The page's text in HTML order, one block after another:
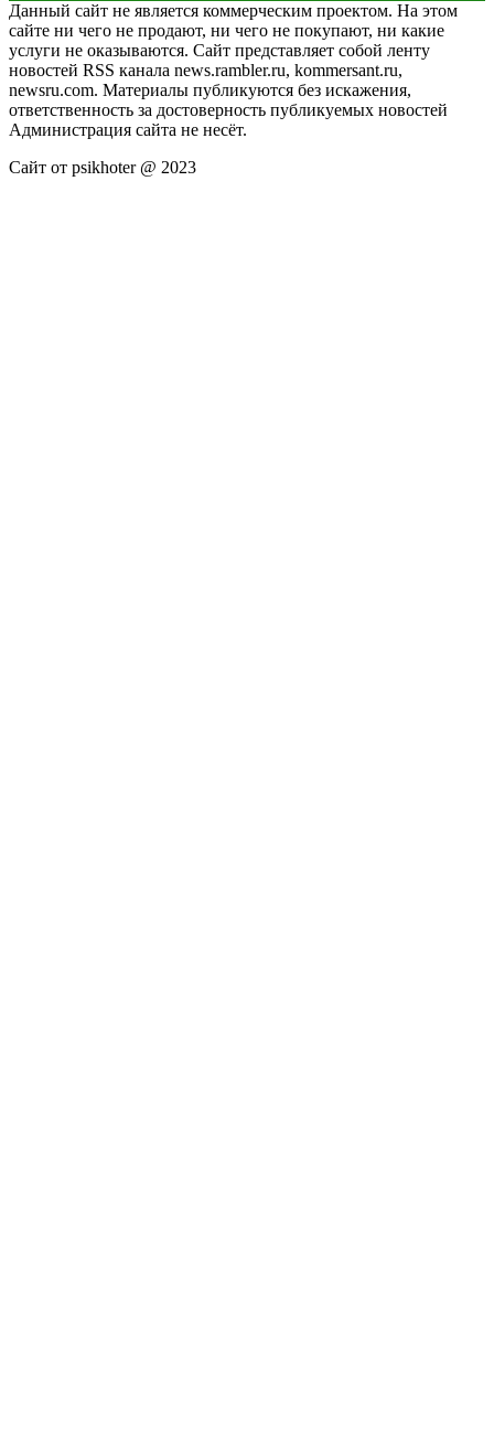
Данный сайт не является коммерческим проектом. На этом
сайте ни чего не продают, ни чего не покупают, ни какие
услуги не оказываются. Сайт представляет собой ленту
новостей RSS канала news.rambler.ru, kommersant.ru,
newsru.com. Материалы публикуются без искажения,
ответственность за достоверность публикуемых новостей
Администрация сайта не несёт.
Сайт от psikhoter @ 2023